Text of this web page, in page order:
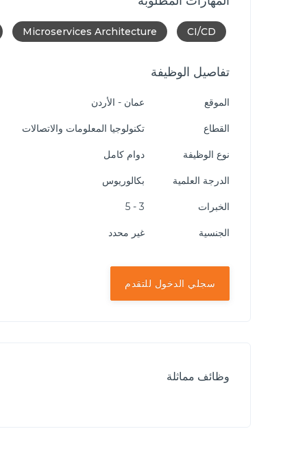
CI/CD
Microservices Architecture
تفاصيل الوظيفة
الموقع عمان - الأردن
القطاع تكنولوجيا المعلومات والاتصالات
نوع الوظيفة دوام كامل
الدرجة العلمية بكالوريوس
الخبرات
الجنسية غير محدد
سجلي الدخول للتقدم
وظائف مماثلة